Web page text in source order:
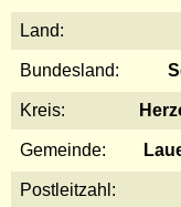
Land:
Bundesland:
Kreis:
Gemeinde:
Postleitzahl: